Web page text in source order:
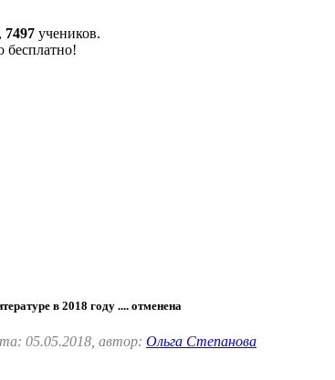
7497 учеников.
бесплатно!
в 2018 году .... отменена
05.05.2018, автор: Ольга Степанова